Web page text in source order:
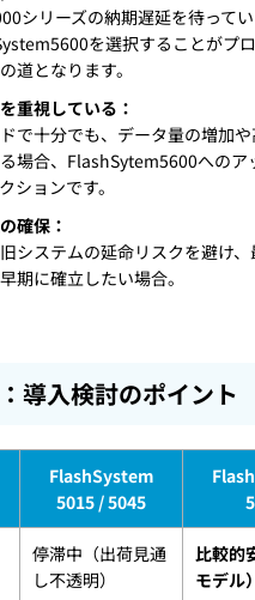
シリーズの納期遅延を待って
を選択することがプ
道となります。
重視している：
で十分でも、データ量の増加
場合、FlashSytem5600へのア
ションです。
確保：
システムの延命リスクを避け
期に確立したい場合。
導入検討のポイント
FlashSystem
5015 / 5045
停滞中（出荷見通
し不透明）
比較的
モデル）